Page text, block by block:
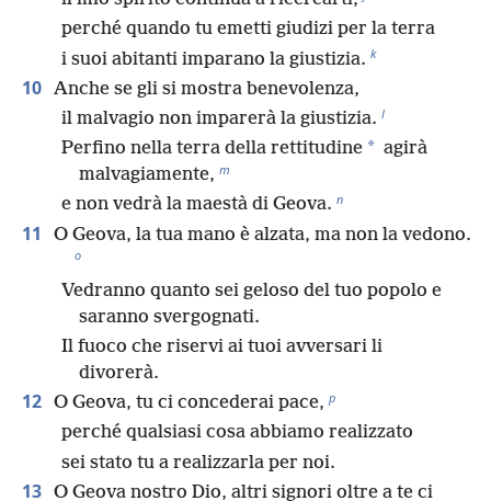
perché quando tu emetti giudizi per la terra
i suoi abitanti imparano la giustizia. k
10 Anche se gli si mostra benevolenza,
il malvagio non imparerà la giustizia. l
Perfino nella terra della rettitudine * agirà
malvagiamente, m
e non vedrà la maestà di Geova. n
11 O Geova, la tua mano è alzata, ma non la vedono.
o
Vedranno quanto sei geloso del tuo popolo e
saranno svergognati.
Il fuoco che riservi ai tuoi avversari li
divorerà.
12 O Geova, tu ci concederai pace, p
perché qualsiasi cosa abbiamo realizzato
sei stato tu a realizzarla per noi.
13 O Geova nostro Dio, altri signori oltre a te ci